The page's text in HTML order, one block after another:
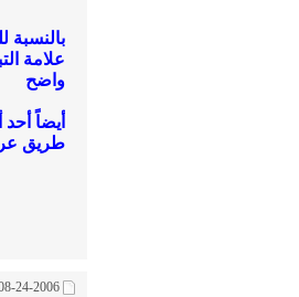
بالنسبة
واضح
أيضاً
طريق
24-2006,